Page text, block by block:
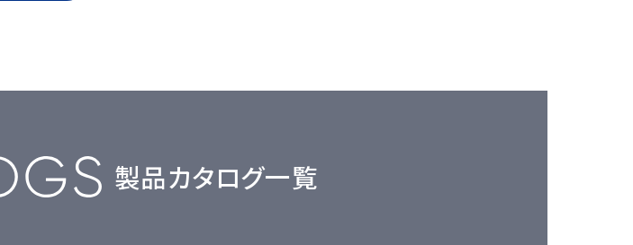
製品カタログ一覧